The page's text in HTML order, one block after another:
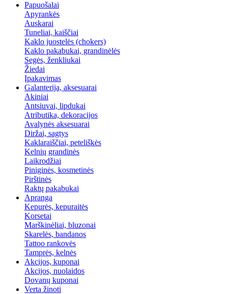
Papuošalai
Apyrankės
Auskarai
Tuneliai, kaiščiai
Kaklo juostelės (chokers)
Kaklo pakabukai, grandinėlės
Segės, ženkliukai
Žiedai
Įpakavimas
Galanterija, aksesuarai
Akiniai
Antsiuvai, lipdukai
Atributika, dekoracijos
Avalynės aksesuarai
Diržai, sagtys
Kaklaraiščiai, peteliškės
Kelnių grandinės
Laikrodžiai
Piniginės, kosmetinės
Pirštinės
Raktų pakabukai
Apranga
Kepurės, kepuraitės
Korsetai
Marškinėliai, bluzonai
Skarelės, bandanos
Tattoo rankovės
Tamprės, kelnės
Akcijos, kuponai
Akcijos, nuolaidos
Dovanų kuponai
Verta žinoti